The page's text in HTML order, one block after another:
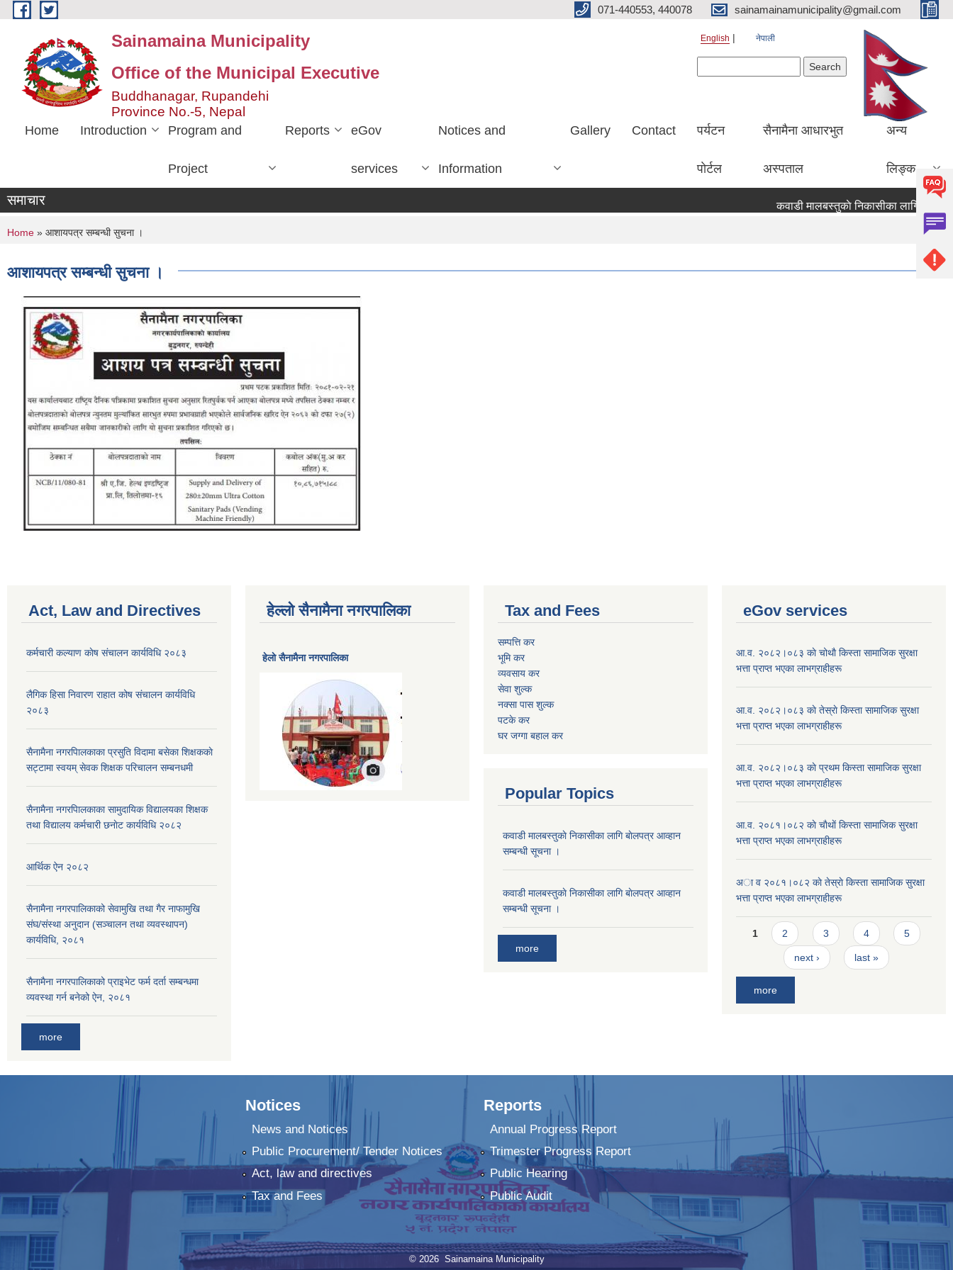
Skip to main content 071-440553, 440078 sainamainamunicipality@gmail.com
Sainamaina Municipality
Office of the Municipal Executive
Buddhanagar, Rupandehi
Province No.-5, Nepal
English नेपाली
Home Introduction Program and
Project
Reports eGov
services
Notices and
Information
Gallery Contact पर्यटन
पाेर्टल
सैनामैना आधारभुत
अस्पताल
अन्य
लिङ्क
समाचार कवाडी मालबस्तुकाे निकासीका लागि बाेलपत्र
You are here
Home » आशायपत्र सम्बन्धी सुचना ।
आशायपत्र सम्बन्धी सुचना ।
Act, Law and Directives
कर्मचारी कल्याण काेष संचालन कार्यविधि २०८३
लैगिक हिसा निवारण राहात कोष संचालन कार्यविधि
२०८३
सैनामैना नगरपािलकाका प्रसुति विदामा बसेका शिक्षककाे
सट्टामा स्वयम् सेवक शिक्षक परिचालन सम्बनधमी
सैनामैना नगरपािलकाका सामुदायिक विद्यालयका शिक्षक
तथा विद्यालय कर्मचारी छनाेट कार्यविधि २०८२
आर्थिक ऐन २०८२
सैनामैना नगरपालिकाको सेवामुखि तथा गैर नाफामुखि
संघ/संस्था अनुदान (सञ्चालन तथा व्यवस्थापन)
कार्यविधि, २०८१
सैनामैना नगरपालिकाको प्राइभेट फर्म दर्ता सम्बन्धमा
व्यवस्था गर्न बनेको ऐन, २०८१
more
हेल्लो सैनामैना नगरपालिका
हेलाे सैनामैना नगरपालिका
Tax and Fees
सम्पत्ति कर
भूमि कर
व्यवसाय कर
सेवा शुल्क
नक्सा पास शुल्क
पटके कर
घर जग्गा बहाल कर
Popular Topics
कवाडी मालबस्तुकाे निकासीका लागि बाेलपत्र आव्हान
सम्बन्धी सूचना ।
कवाडी मालबस्तुकाे निकासीका लागि बाेलपत्र आव्हान
सम्बन्धी सूचना ।
more
eGov services
आ.व. २०८२।०८३ काे चोथाै‌ किस्ता सामाजिक सुरक्षा
भत्ता प्राप्त भएका लाभग्राहीहरू
आ.व. २०८२।०८३ काे तेस्राे किस्ता सामाजिक सुरक्षा
भत्ता प्राप्त भएका लाभग्राहीहरू
आ.व. २०८२।०८३ काे प्रथम किस्ता सामाजिक सुरक्षा
भत्ता प्राप्त भएका लाभग्राहीहरू
आ.व. २०८१।०८२ काे चाैथाें किस्ता सामाजिक सुरक्षा
भत्ता प्राप्त भएका लाभग्राहीहरू
अा व २०८१।०८२ काे तेस्राे किस्ता सामाजिक सुरक्षा
भत्ता प्राप्त भएका लाभग्राहीहरू
Pages
1 2 3 4 5
next › last »
more
Notices
News and Notices
Public Procurement/ Tender Notices
Act, law and directives
Tax and Fees
Reports
Annual Progress Report
Trimester Progress Report
Public Hearing
Public Audit
© 2026 Sainamaina Municipality